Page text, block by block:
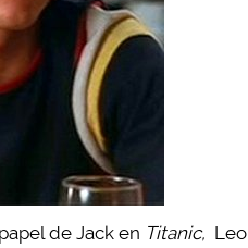
de Jack en Titanic, Leo